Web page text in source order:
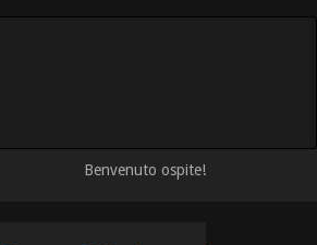
Benvenuto ospite!